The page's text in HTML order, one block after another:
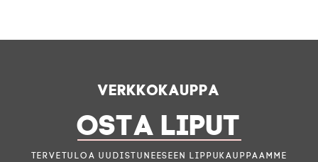
Verkkokauppa
OSTA LIPUT
Tervetuloa uudistuneeseen lippukauppaamme